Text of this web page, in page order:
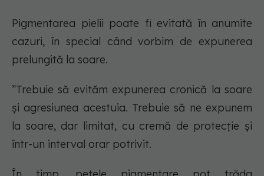
Pigmentarea pielii poate fi evitată în anumite
cazuri, în special când vorbim de expunerea
prelungită la soare.
”Trebuie să evităm expunerea cronică la soare
și agresiunea acestuia. Trebuie să ne expunem
la soare, dar limitat, cu cremă de protecție și
într-un interval orar potrivit.